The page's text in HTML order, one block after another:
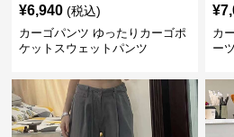
¥6,940 (税込)
カーゴパンツ ゆったりカーゴポ
ケットスウェットパンツ
¥
カ
ー